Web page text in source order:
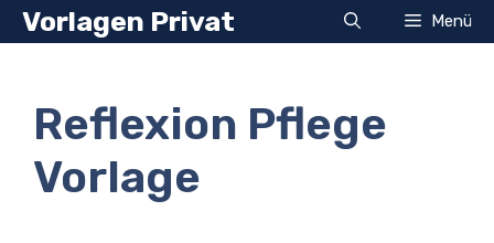
Zum
Inhalt
Vorlagen Privat Menü
Reflexion Pflege
Vorlage